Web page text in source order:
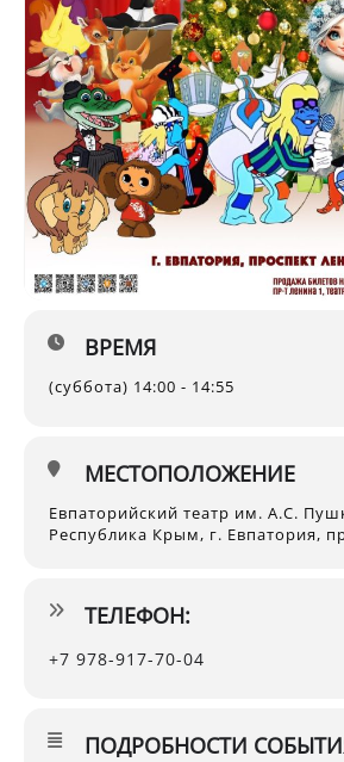
ВРЕМЯ
(суббота) 14:00 - 14:55
МЕСТОПОЛОЖЕНИЕ
Евпаторийский театр им. А.С.
Республика Крым, г. Евпатория,
ТЕЛЕФОН:
+7 978-917-70-04
ПОДРОБНОСТИ